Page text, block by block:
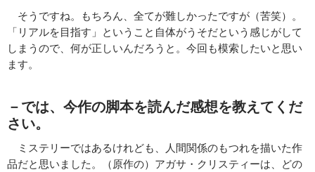
そうですね。もちろん、全てが難しかったですが（苦笑）。
「リアルを目指す」ということ自体がうそだという感じがして
しまうので、何が正しいんだろうと。今回も模索したいと思い
ます。
－では、今作の脚本を読んだ感想を教えてくだ
さい。
ミステリーではあるけれども、人間関係のもつれを描いた作
品だと思いました。（原作の）アガサ・クリスティーは、どの